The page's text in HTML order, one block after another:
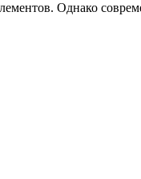
Однако